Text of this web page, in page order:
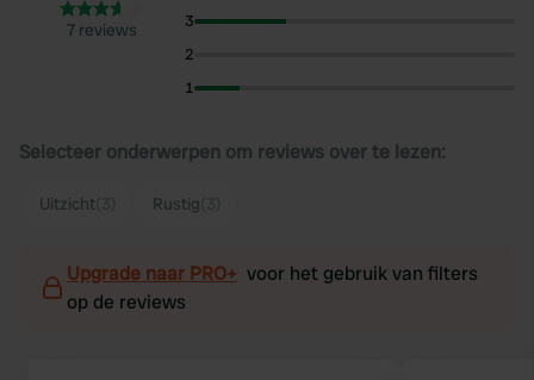
7 reviews
3
2
1
Selecteer onderwerpen om reviews over te lezen:
Uitzicht Rustig
Upgrade naar PRO+ voor het gebruik van filters
op de reviews